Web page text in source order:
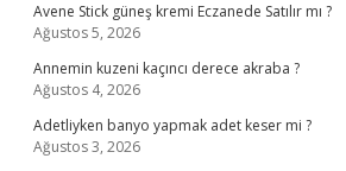
Avene Stick güneş kremi Eczanede Satılır mı ?
Ağustos 5, 2026
Annemin kuzeni kaçıncı derece akraba ?
Ağustos 4, 2026
Adetliyken banyo yapmak adet keser mi ?
Ağustos 3, 2026